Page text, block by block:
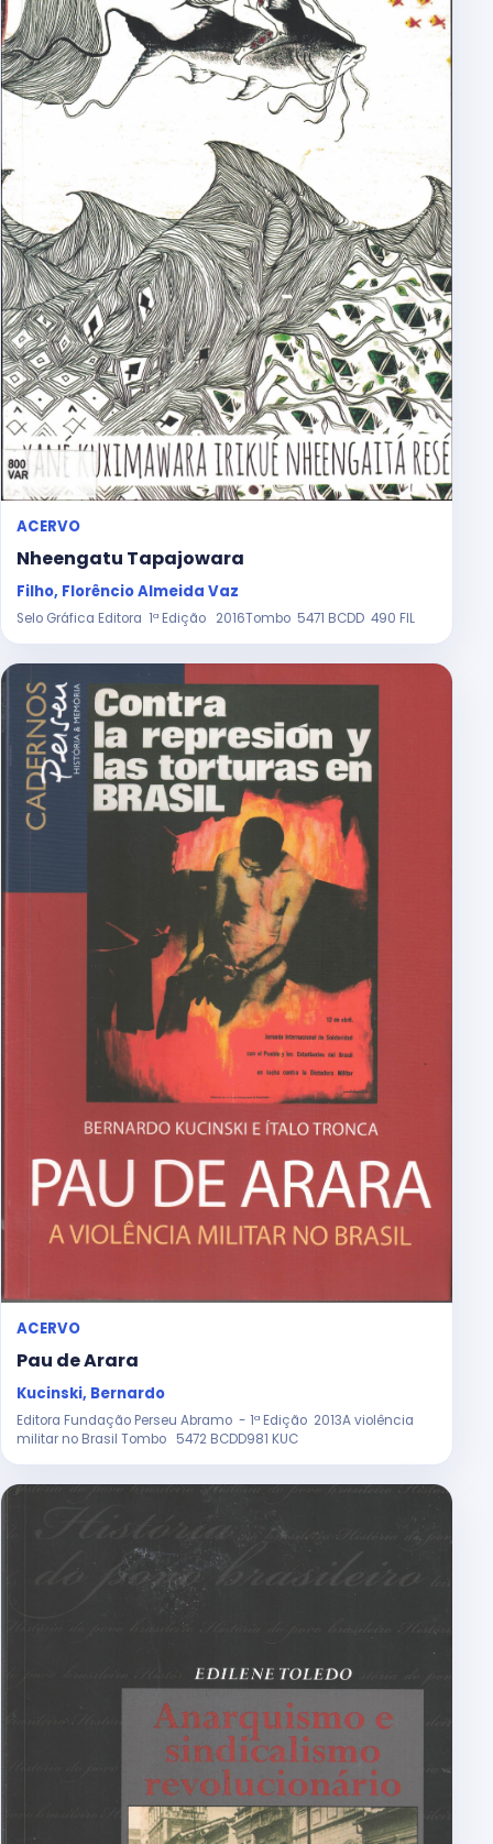
ACERVO
Nheengatu Tapajowara
Filho, Florêncio Almeida Vaz
Selo Gráfica Editora 1ª Edição 2016Tombo 5471 BCDD 490 FIL
ACERVO
Pau de Arara
Kucinski, Bernardo
Editora Fundação Perseu Abramo - 1ª Edição 2013A violência
militar no Brasil Tombo 5472 BCDD981 KUC